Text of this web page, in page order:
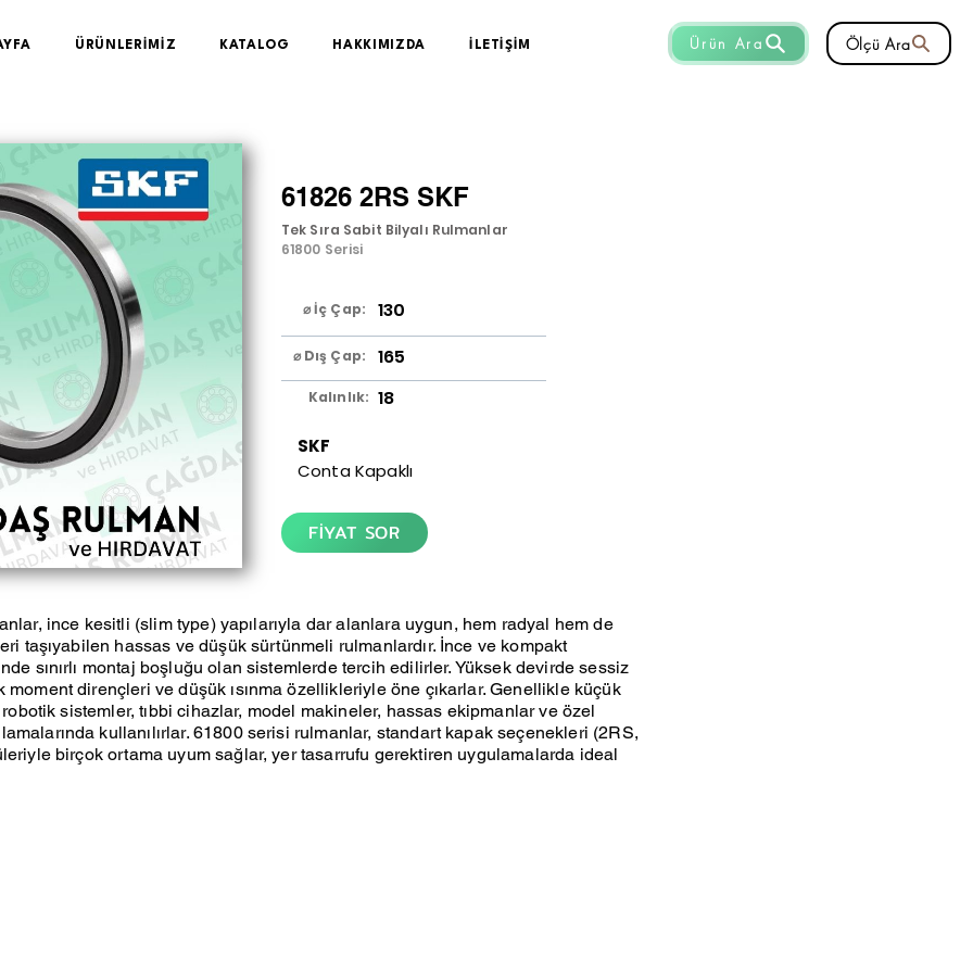
Ölçü Ara
Ürün Ara
ÜRÜNLERİMİZ KATALOG HAKKIMIZDA İLETİŞİM
61826 2RS SKF
Tek Sıra Sabit Bilyalı Rulmanlar
61800 Serisi
⌀ İç Çap: 130
⌀ Dış Çap: 165
Kalınlık: 18
SKF
Conta Kapaklı
FİYAT SOR
ince kesitli (slim type) yapılarıyla dar alanlara uygun, hem radyal hem de
taşıyabilen hassas ve düşük sürtünmeli rulmanlardır. İnce ve kompakt
sınırlı montaj boşluğu olan sistemlerde tercih edilirler. Yüksek devirde sessiz
moment dirençleri ve düşük ısınma özellikleriyle öne çıkarlar. Genellikle küçük
sistemler, tıbbi cihazlar, model makineler, hassas ekipmanlar ve özel
kullanılırlar. 61800 serisi rulmanlar, standart kapak seçenekleri (2RS,
birçok ortama uyum sağlar, yer tasarrufu gerektiren uygulamalarda ideal